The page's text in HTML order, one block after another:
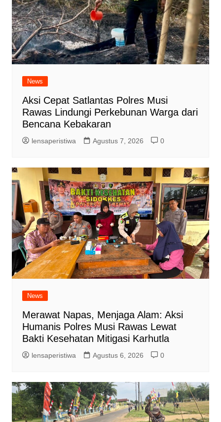
News
Aksi Cepat Satlantas Polres Musi
Rawas Lindungi Perkebunan Warga dari
Bencana Kebakaran
lensaperistiwa Agustus 7, 2026 0
News
Merawat Napas, Menjaga Alam: Aksi
Humanis Polres Musi Rawas Lewat
Bakti Kesehatan Mitigasi Karhutla
lensaperistiwa Agustus 6, 2026 0